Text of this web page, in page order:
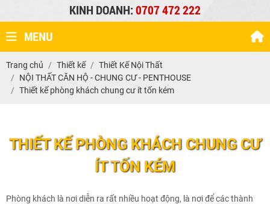
KINH DOANH:0707 472 222
MENU
Trang chủ Thiết kế
Thiết Kế Nội Thất
NỘI THẤT CĂN HỘ - CHUNG CƯ - PENTHOUSE
Thiết kế phòng khách chung cư ít tốn kém
THIẾT KẾ PHÒNG KHÁCH CHUNG CƯ
ÍT TỐN KÉM
Phòng khách là nơi diễn ra rất nhiều hoạt động, là nơi để các thành